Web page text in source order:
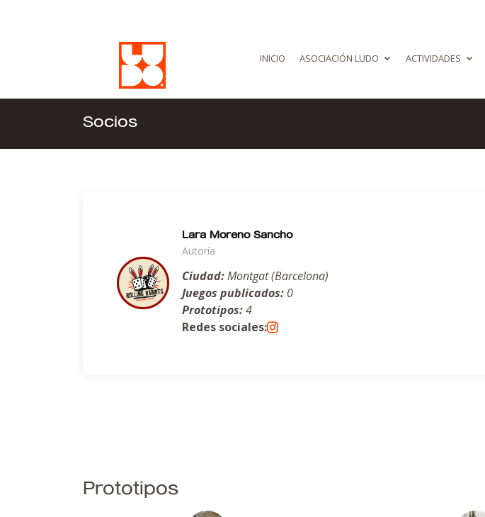
INICIO ASOCIACIÓN LUDO ACTIVIDADES
Socios
Lara Moreno Sancho
Autoría
Ciudad:Montgat (Barcelona)
Juegos publicados: 0
Prototipos:4
Redes sociales:
Prototipos